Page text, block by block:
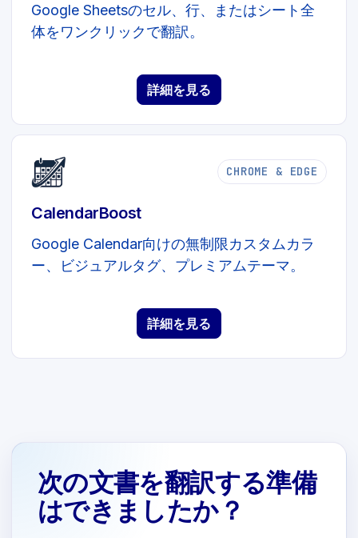
Google Sheetsのセル、行、またはシート全
体をワンクリックで翻訳。
詳細を見る
CHROME & EDGE
CalendarBoost
Google Calendar向けの無制限カスタムカラ
ー、ビジュアルタグ、プレミアムテーマ。
詳細を見る
次の文書を翻訳する準備
はできましたか？